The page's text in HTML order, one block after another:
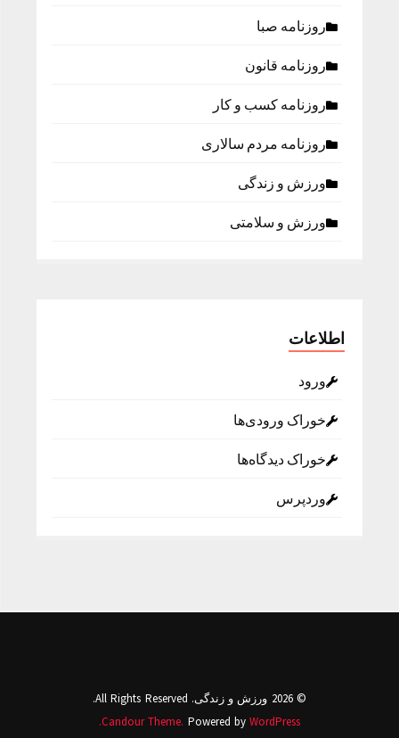
روزنامه صبا
روزنامه قانون
روزنامه كسب و كار
روزنامه مردم سالاری
ورزش و زندگی
ورزش و سلامتی
اطلاعات
ورود
خوراک ورودی‌ها
خوراک دیدگاه‌ها
وردپرس
© 2026 ورزش و زندگی. All Rights Reserved.
Candour Theme. Powered byWordPress.